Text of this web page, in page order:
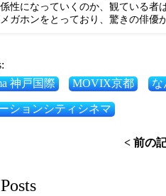
性になっていくのか、観ている者
ガホンをとっており、驚きの俳優
神戸国際
MOVIX京都 な
ションシティシネマ
< 前の